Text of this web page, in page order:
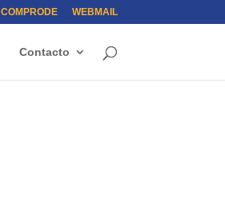
COMPRODE WEBMAIL
Contacto